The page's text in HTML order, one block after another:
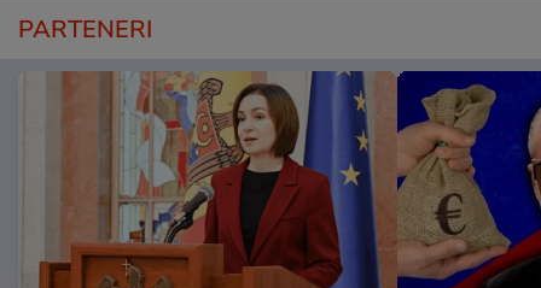
PARTENERI